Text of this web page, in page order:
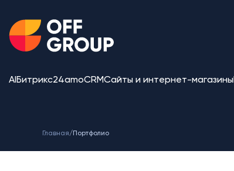
AI Битрикс24amoCRMСайты и интернет-магазины
Главная/ Портфолио